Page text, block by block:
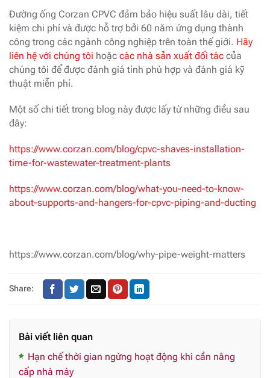
Đường ống Corzan CPVC đảm bảo hiệu suất lâu dài, tiết
kiệm chi phí và được hỗ trợ bởi 60 năm ứng dụng thành
công trong các ngành công nghiệp trên toàn thế giới. Hãy
liên hệ với chúng tôi hoặc các nhà sản xuất đối tác của
chúng tôi để được đánh giá tính phù hợp và đánh giá kỹ
thuật miễn phí.
Một số chi tiết trong blog này được lấy từ những điều sau
đây:
https://www.corzan.com/blog/cpvc-shaves-installation-
time-for-wastewater-treatment-plants
https://www.corzan.com/blog/what-you-need-to-know-
about-supports-and-hangers-for-cpvc-piping-and-ducting
https://www.corzan.com/blog/why-pipe-weight-matters
Share:
Bài viết liên quan
Hạn chế thời gian ngừng hoạt động khi cần nâng
cấp nhà máy